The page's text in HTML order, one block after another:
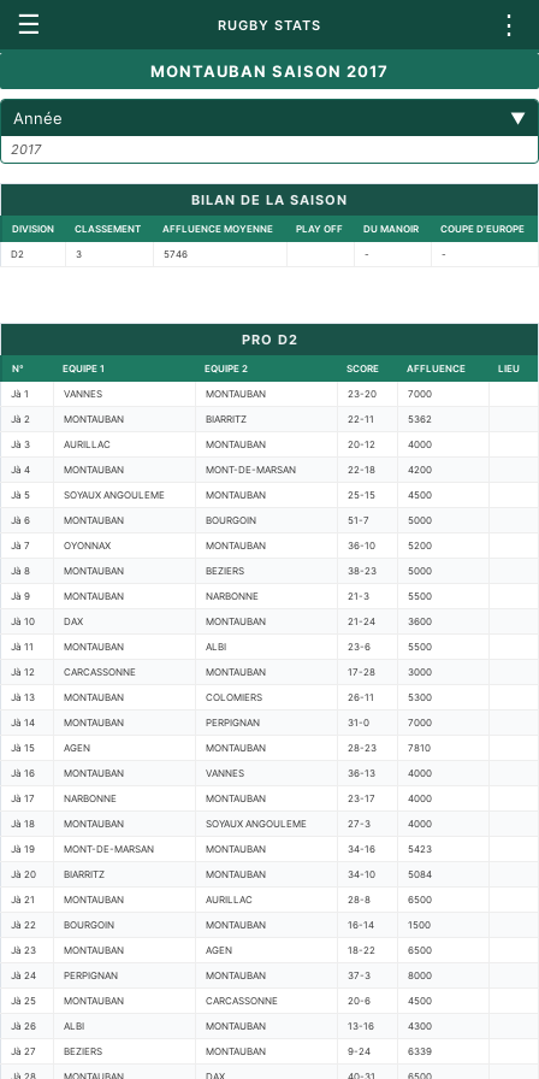
☰ RUGBY STATS ⋮
MONTAUBAN SAISON 2017
Année ▼
2017
BILAN DE LA SAISON
DIVISION CLASSEMENT AFFLUENCE MOYENNE PLAY OFF DU MANOIR COUPE D'EUROPE
D2 3 5746 - -
PRO D2
N° EQUIPE 1 EQUIPE 2 SCORE AFFLUENCE LIEU
Jà 1 VANNES MONTAUBAN 23-20 7000
Jà 2 MONTAUBAN BIARRITZ 22-11 5362
Jà 3 AURILLAC MONTAUBAN 20-12 4000
Jà 4 MONTAUBAN MONT-DE-MARSAN 22-18 4200
Jà 5 SOYAUX ANGOULEME MONTAUBAN 25-15 4500
Jà 6 MONTAUBAN BOURGOIN 51-7 5000
Jà 7 OYONNAX MONTAUBAN 36-10 5200
Jà 8 MONTAUBAN BEZIERS 38-23 5000
Jà 9 MONTAUBAN NARBONNE 21-3 5500
Jà 10 DAX MONTAUBAN 21-24 3600
Jà 11 MONTAUBAN ALBI 23-6 5500
Jà 12 CARCASSONNE MONTAUBAN 17-28 3000
Jà 13 MONTAUBAN COLOMIERS 26-11 5300
Jà 14 MONTAUBAN PERPIGNAN 31-0 7000
Jà 15 AGEN MONTAUBAN 28-23 7810
Jà 16 MONTAUBAN VANNES 36-13 4000
Jà 17 NARBONNE MONTAUBAN 23-17 4000
Jà 18 MONTAUBAN SOYAUX ANGOULEME 27-3 4000
Jà 19 MONT-DE-MARSAN MONTAUBAN 34-16 5423
Jà 20 BIARRITZ MONTAUBAN 34-10 5084
Jà 21 MONTAUBAN AURILLAC 28-8 6500
Jà 22 BOURGOIN MONTAUBAN 16-14 1500
Jà 23 MONTAUBAN AGEN 18-22 6500
Jà 24 PERPIGNAN MONTAUBAN 37-3 8000
Jà 25 MONTAUBAN CARCASSONNE 20-6 4500
Jà 26 ALBI MONTAUBAN 13-16 4300
Jà 27 BEZIERS MONTAUBAN 9-24 6339
Jà 28 MONTAUBAN DAX 40-31 6500